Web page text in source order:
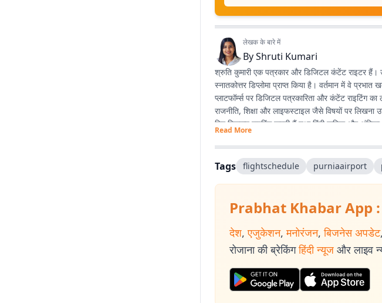
लेखक के बारे में
ByShruti Kumari
श्रुति कुमारी एक पत्रकार और डिजिटल कंटेंट राइटर हैं।
स्नातकोत्तर डिप्लोमा प्राप्त किया है। वर्तमान में वे
प्लाटफॉर्म्स पर डिजिटल पत्रकारिता और कंटेंट राइटिंग
राजनीति, शिक्षा और लाइफस्टाइल जैसे विषयों पर
लिए स्क्रिप्ट राइटिंग करती हैं तथा हिंदी कविता और
है और वे मानती हैं कि संवेदनशील, तथ्यपरक और
सकती है।
Read More
Tags flightschedule purniaairport
Prabhat Khabar App :
देश, एजुकेशन, मनोरंजन, बिजनेस अपडेट,
रोजाना की ब्रेकिंग हिंदी न्यूज और लाइव